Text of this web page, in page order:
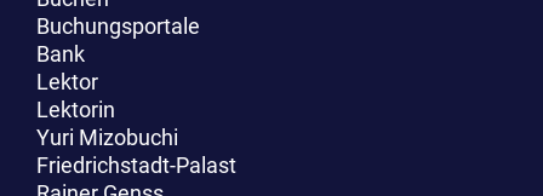
Buchungsportale
Bank
Lektor
Lektorin
Yuri Mizobuchi
Friedrichstadt-Palast